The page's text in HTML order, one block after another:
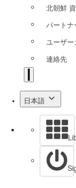
北朝鮮
パート
ユーザー
連絡先
日本語